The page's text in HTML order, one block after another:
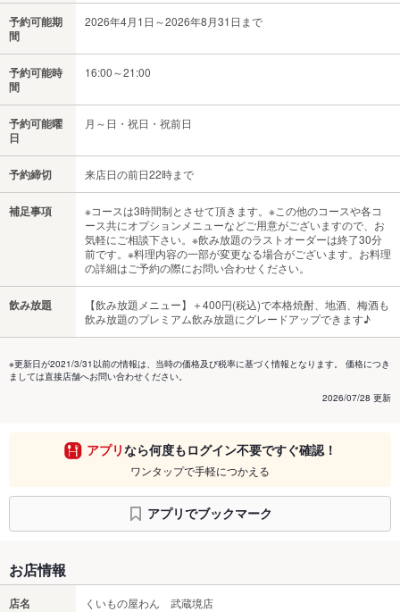
予約可能期
間
2026年4月1日～2026年8月31日まで
予約可能時
間
16:00～21:00
予約可能曜
日
月～日・祝日・祝前日
予約締切 来店日の前日22時まで
補足事項
※コースは3時間制とさせて頂きます。※この他のコースや各コ
ース共にオプションメニューなどご用意がございますので、お
気軽にご相談下さい。※飲み放題のラストオーダーは終了30分
前です。※料理内容の一部が変更なる場合がございます。お料理
の詳細はご予約の際にお問い合わせください。
飲み放題
【飲み放題メニュー】＋400円(税込)で本格焼酎、地酒、梅酒も
飲み放題のプレミアム飲み放題にグレードアップできます♪
※更新日が2021/3/31以前の情報は、当時の価格及び税率に基づく情報となります。 価格につき
ましては直接店舗へお問い合わせください。
2026/07/28 更新
アプリなら何度もログイン不要ですぐ確認！
ワンタップで手軽につかえる
アプリでブックマーク
お店情報
店名 くいもの屋わん 武蔵境店